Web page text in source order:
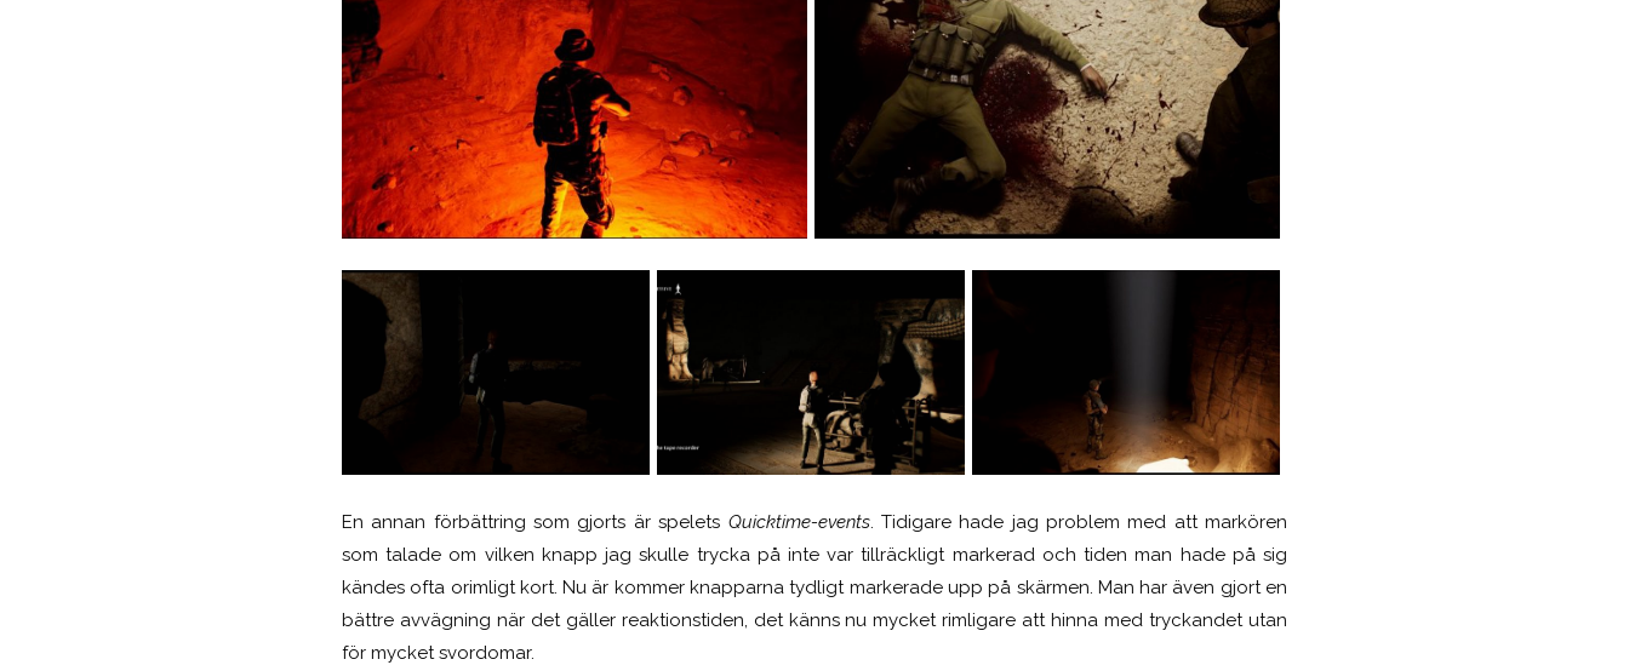
En annan förbättring som gjorts är spelets Quicktime-events. Tidigare hade jag problem med att markören
som talade om vilken knapp jag skulle trycka på inte var tillräckligt markerad och tiden man hade på sig
kändes ofta orimligt kort. Nu är kommer knapparna tydligt markerade upp på skärmen. Man har även gjort en
bättre avvägning när det gäller reaktionstiden, det känns nu mycket rimligare att hinna med tryckandet utan
för mycket svordomar.